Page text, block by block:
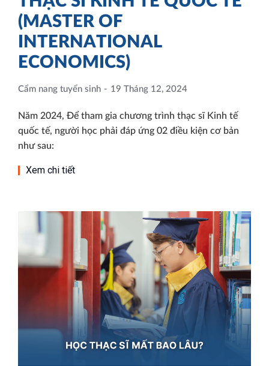
(MASTER OF
INTERNATIONAL
ECONOMICS)
Cẩm nang tuyển sinh 19 Tháng 12, 2024
Năm 2024, Để tham gia chương trình thạc sĩ Kinh tế
quốc tế, người học phải đáp ứng 02 điều kiện cơ bản
như sau:
Xem chi tiết